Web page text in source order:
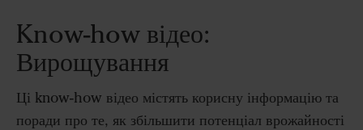
Know-how відео:
Вирощування
Ці know-how відео містять корисну інформацію та
поради про те, як збільшити потенціал врожайності